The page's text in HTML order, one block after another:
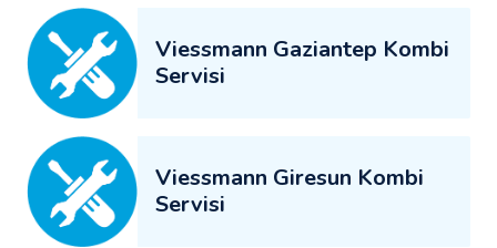
Viessmann Gaziantep Kombi
Servisi
Viessmann Giresun Kombi
Servisi